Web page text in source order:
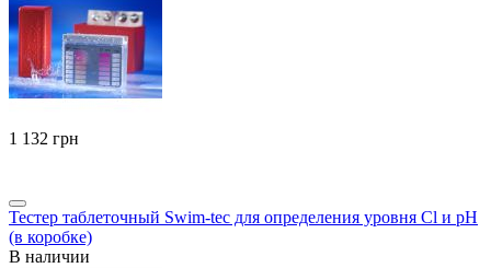
‍1 132‍ грн
Тестер таблеточный Swim-tec для определения уровня Cl и pH
(в коробке)
В наличии